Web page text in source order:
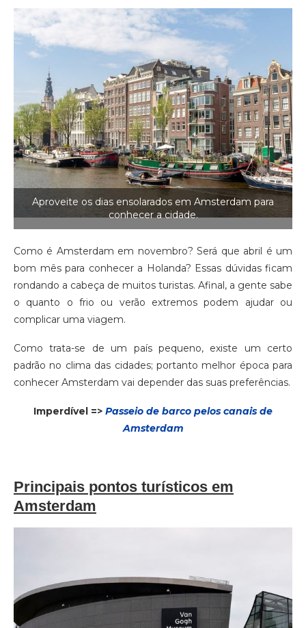
Aproveite os dias ensolarados em Amsterdam para
conhecer a cidade.
Como é Amsterdam em novembro? Será que abril é um
bom mês para conhecer a Holanda? Essas dúvidas ficam
rondando a cabeça de muitos turistas. Afinal, a gente sabe
o quanto o frio ou verão extremos podem ajudar ou
complicar uma viagem.
Como trata-se de um país pequeno, existe um certo
padrão no clima das cidades; portanto melhor época para
conhecer Amsterdam vai depender das suas preferências.
Imperdível => Passeio de barco pelos canais de
Amsterdam
Principais pontos turísticos em
Amsterdam